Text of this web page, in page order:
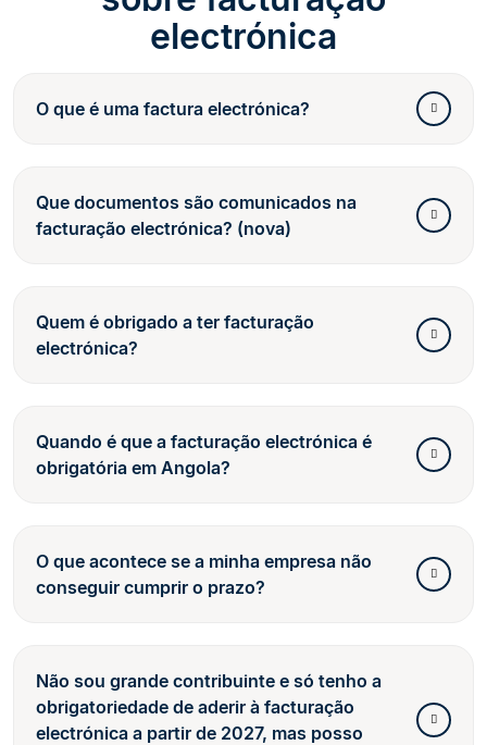
electrónica
O que é uma factura electrónica?
Que documentos são comunicados na
facturação electrónica? (nova)
Quem é obrigado a ter facturação
electrónica?
Quando é que a facturação electrónica é
obrigatória em Angola?
O que acontece se a minha empresa não
conseguir cumprir o prazo?
Não sou grande contribuinte e só tenho a
obrigatoriedade de aderir à facturação
electrónica a partir de 2027, mas posso